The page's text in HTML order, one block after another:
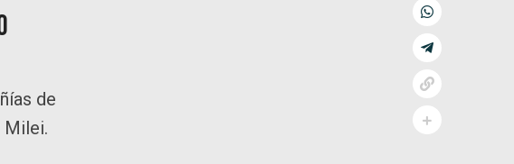
de
Milei.